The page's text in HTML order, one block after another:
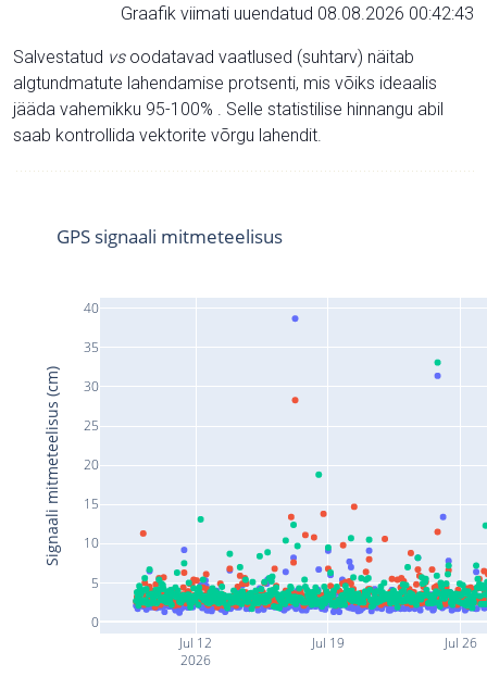
Graafik viimati uuendatud 08.08.2026 00:42:43
Salvestatud vsoodatavad vaatlused (suhtarv) näitab
algtundmatute lahendamise protsenti, mis võiks ideaalis
jääda vahemikku 95-100% . Selle statistilise hinnangu abil
saab kontrollida vektorite võrgu lahendit.
Jul 12
2026
Jul 19 Jul 26
0
5
10
15
20
25
30
35
40
GPS signaali mitmeteelisus
Signaali mitmeteelisus (cm)